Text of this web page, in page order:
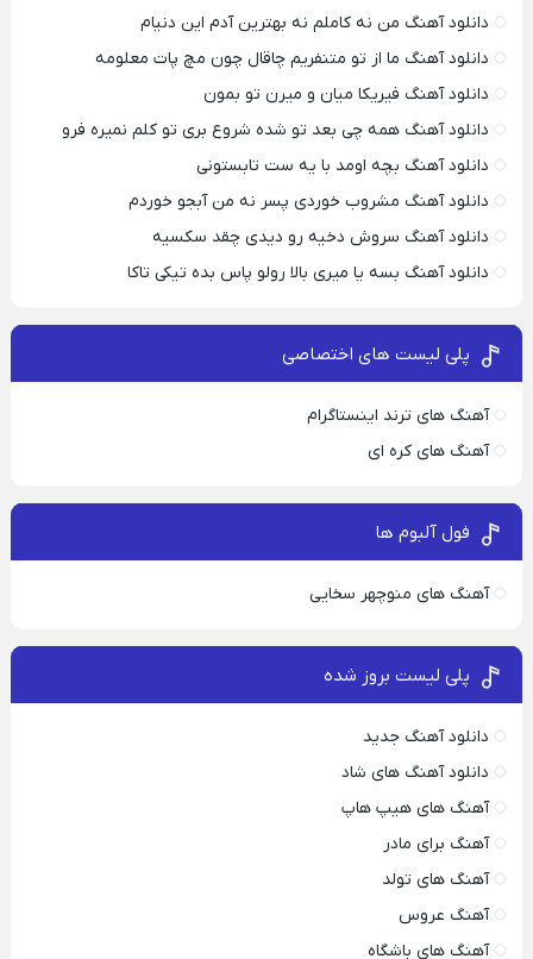
دانلود آهنگ من نه کاملم نه بهترین آدم این دنیام
دانلود آهنگ ما از تو متنفریم چاقال چون مچ پات معلومه
دانلود آهنگ فیریکا میان و میرن تو بمون
دانلود آهنگ همه چی بعد تو شده شروع بری تو کلم نمیره فرو
دانلود آهنگ بچه اومد با یه ست تابستونی
دانلود آهنگ مشروب خوردی پسر نه من آبجو خوردم
دانلود آهنگ سروش دخیه رو دیدی چقد سکسیه
دانلود آهنگ بسه یا میری بالا رولو پاس بده تیکی تاکا
پلی لیست های اختصاصی
آهنگ های ترند اینستاگرام
آهنگ های کره ای
فول آلبوم ها
آهنگ های منوچهر سخایی
پلی لیست بروز شده
دانلود آهنگ جدید
دانلود آهنگ های شاد
آهنگ های هیپ هاپ
آهنگ برای مادر
آهنگ های تولد
آهنگ عروس
آهنگ های باشگاه